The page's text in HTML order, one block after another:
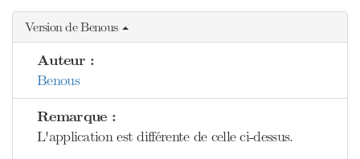
Version de Benous
Auteur :
Benous
Remarque :
L'application est différente de celle ci-dessus.